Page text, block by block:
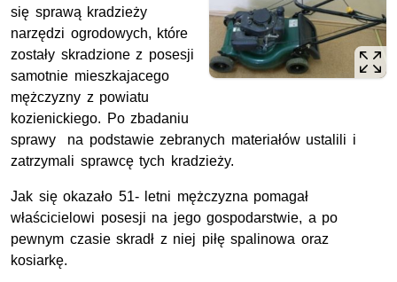
się sprawą kradzieży
narzędzi ogrodowych, które
zostały skradzione z posesji
samotnie mieszkajacego
mężczyzny z powiatu
kozienickiego. Po zbadaniu
sprawy na podstawie zebranych materiałów ustalili i
zatrzymali sprawcę tych kradzieży.
Jak się okazało 51- letni mężczyzna pomagał
właścicielowi posesji na jego gospodarstwie, a po
pewnym czasie skradł z niej piłę spalinowa oraz
kosiarkę.